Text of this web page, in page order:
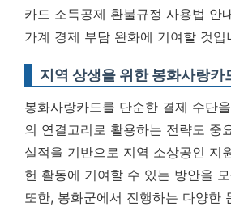
카드 소득공제 환불규정 사용법 안
가계 경제 부담 완화에 기여할 것입
지역 상생을 위한 봉화사랑카
봉화사랑카드를 단순한 결제 수단
의 연결고리로 활용하는 전략도 중
실적을 기반으로 지역 소상공인 지
헌 활동에 기여할 수 있는 방안을
또한, 봉화군에서 진행하는 다양한